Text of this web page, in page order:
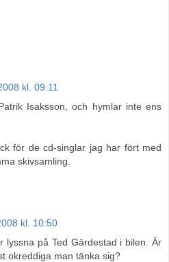
kl. 09:11
Isaksson, och hymlar inte ens
för de cd-singlar jag har fört med
skivsamling.
kl. 10:50
lyssna på Ted Gärdestad i bilen. Är
okreddiga man tänka sig?